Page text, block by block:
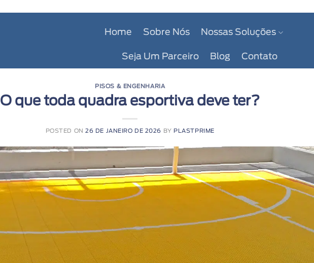
Home Sobre Nós Nossas Soluções
Seja Um Parceiro Blog Contato
PISOS & ENGENHARIA
O que toda quadra esportiva deve ter?
POSTED ON26 DE JANEIRO DE 2026 BY PLASTPRIME